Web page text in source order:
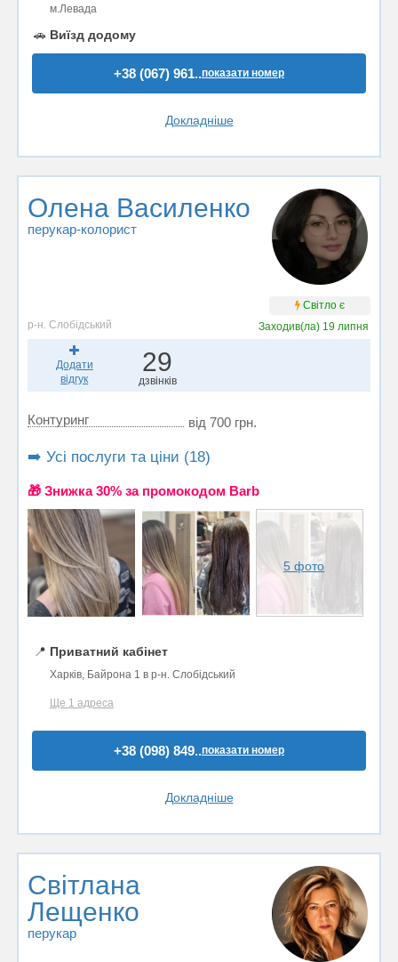
м.Левада
🚗 Виїзд додому
+38 (067) 961..показати номер
Докладніше
Олена Василенко
перукар-колорист
Світло є
р-н. Слобідський
Заходив(ла) 19 липня
Додати
відгук
29
дзвінків
Контуринг від 700 грн.
➡️ Усі послуги та ціни (18)
🎁 Знижка 30% за промокодом Barb
5 фото
📍 Приватний кабінет
Харків, Байрона 1 в р-н. Слобідський
Ще 1 адреса
+38 (098) 849..показати номер
Докладніше
Світлана
Лещенко
перукар